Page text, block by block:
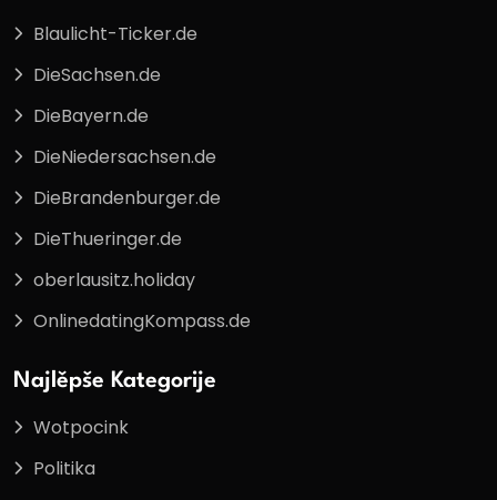
Blaulicht-Ticker.de
DieSachsen.de
DieBayern.de
DieNiedersachsen.de
DieBrandenburger.de
DieThueringer.de
oberlausitz.holiday
OnlinedatingKompass.de
Najlěpše Kategorije
Wotpocink
Politika